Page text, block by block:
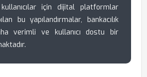
için dijital platformlar
bu yapılandırmalar, bankacılık
verimli ve kullanıcı dostu bir